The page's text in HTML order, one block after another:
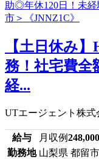
【土日休み
務！社宅費全
経...
UTエージェント株式
給与 月収例248,000
勤務地 山梨県 都留市